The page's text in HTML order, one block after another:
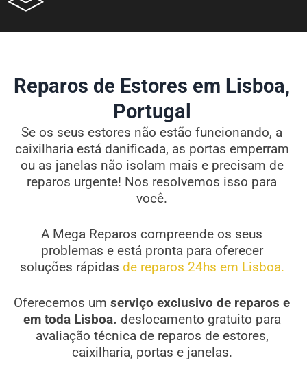
Reparos de Estores em Lisboa,
Portugal
Se os seus estores não estão funcionando, a
caixilharia está danificada, as portas emperram
ou as janelas não isolam mais e precisam de
reparos urgente! Nos resolvemos isso para
você.
A Mega Reparos compreende os seus
problemas e está pronta para oferecer
soluções rápidas de reparos 24hs em Lisboa.
Oferecemos um serviço exclusivo de reparos e
em toda Lisboa. deslocamento gratuito para
avaliação técnica de reparos de estores,
caixilharia, portas e janelas.